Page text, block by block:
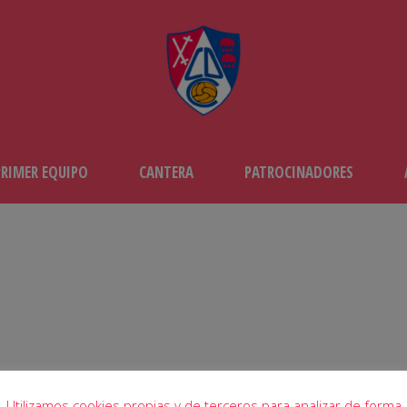
EQUIPO CANTERA PATROCINADORES